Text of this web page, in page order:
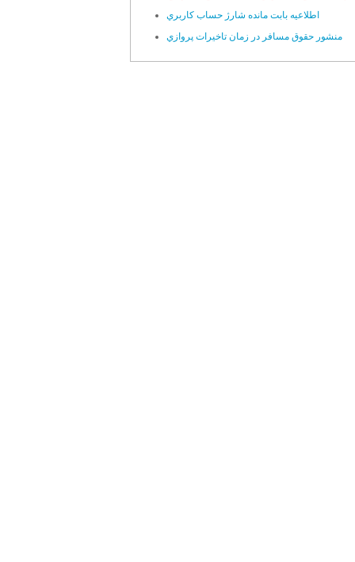
اطلاعيه بابت مانده شارژ حساب کاربري
منشور حقوق مسافر در زمان تاخيرات پروازي